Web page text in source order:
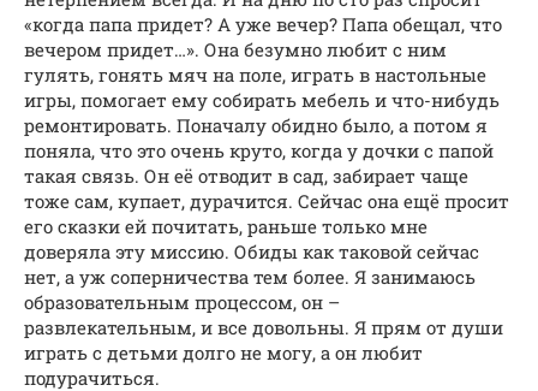
«когда папа придет? А уже вечер? Папа обещал, что
вечером придет…». Она безумно любит с ним
гулять, гонять мяч на поле, играть в настольные
игры, помогает ему собирать мебель и что-нибудь
ремонтировать. Поначалу обидно было, а потом я
поняла, что это очень круто, когда у дочки с папой
такая связь. Он её отводит в сад, забирает чаще
тоже сам, купает, дурачится. Сейчас она ещё просит
его сказки ей почитать, раньше только мне
доверяла эту миссию. Обиды как таковой сейчас
нет, а уж соперничества тем более. Я занимаюсь
образовательным процессом, он –
развлекательным, и все довольны. Я прям от души
играть с детьми долго не могу, а он любит
подурачиться.